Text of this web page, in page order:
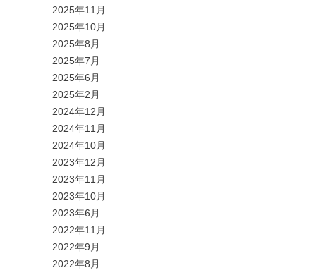
2025年11月
2025年10月
2025年8月
2025年7月
2025年6月
2025年2月
2024年12月
2024年11月
2024年10月
2023年12月
2023年11月
2023年10月
2023年6月
2022年11月
2022年9月
2022年8月